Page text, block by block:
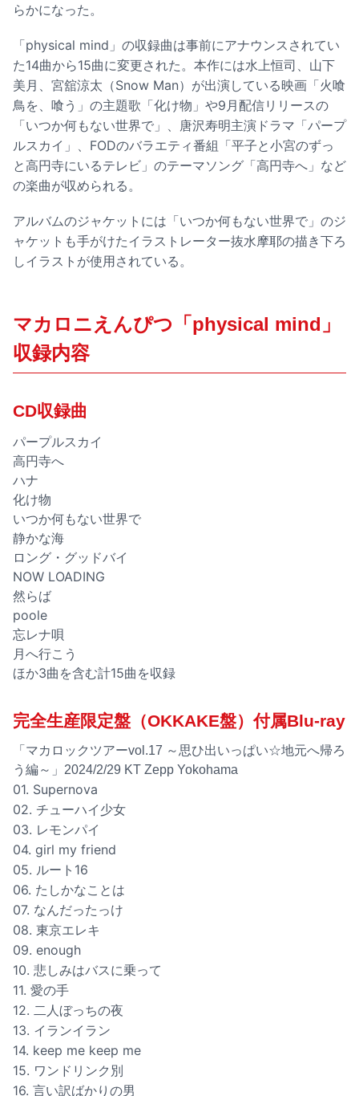
らかになった。
「physical mind」の収録曲は事前にアナウンスされてい
た14曲から15曲に変更された。本作には水上恒司、山下
美月、宮舘涼太（Snow Man）が出演している映画「火喰
鳥を、喰う」の主題歌「化け物」や9月配信リリースの
「いつか何もない世界で」、唐沢寿明主演ドラマ「パープ
ルスカイ」、FODのバラエティ番組「平子と小宮のずっ
と高円寺にいるテレビ」のテーマソング「高円寺へ」など
の楽曲が収められる。
アルバムのジャケットには「いつか何もない世界で」のジ
ャケットも手がけたイラストレーター抜水摩耶の描き下ろ
しイラストが使用されている。
マカロニえんぴつ「physical mind」
収録内容
CD収録曲
パープルスカイ
高円寺へ
ハナ
化け物
いつか何もない世界で
静かな海
ロング・グッドバイ
NOW LOADING
然らば
poole
忘レナ唄
月へ行こう
ほか3曲を含む計15曲を収録
完全生産限定盤（OKKAKE盤）付属Blu-ray
「マカロックツアーvol.17 ～思ひ出いっぱい☆地元へ帰ろ
う編～」2024/2/29 KT Zepp Yokohama
01. Supernova
02. チューハイ少女
03. レモンパイ
04. girl my friend
05. ルート16
06. たしかなことは
07. なんだったっけ
08. 東京エレキ
09. enough
10. 悲しみはバスに乗って
11. 愛の手
12. 二人ぼっちの夜
13. イランイラン
14. keep me keep me
15. ワンドリンク別
16. 言い訳ばかりの男